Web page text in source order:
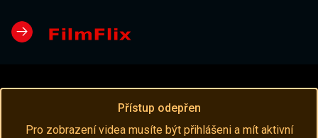
Přístup odepřen
Pro zobrazení videa musíte být přihlášeni a mít aktivní